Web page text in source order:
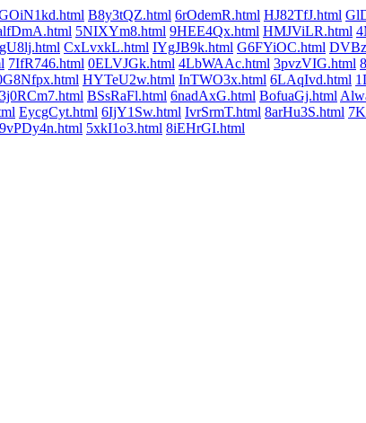
B8y3tQZ.html 6rOdemR.html HJ82TfJ.html
5NIXYm8.html 9HEE4Qx.html HMJViLR.html
CxLvxkL.html IYgJB9k.html G6FYiOC.html
7IfR746.html 0ELVJGk.html 4LbWAAc.html 3pvzVIG.html
HYTeU2w.html InTWO3x.html 6LAqIvd.html
3j0RCm7.html BSsRaFl.html 6nadAxG.html BofuaGj.html
EycgCyt.html 6IjY1Sw.html IvrSrmT.html 8arHu3S.html
9vPDy4n.html 5xkI1o3.html 8iEHrGI.html